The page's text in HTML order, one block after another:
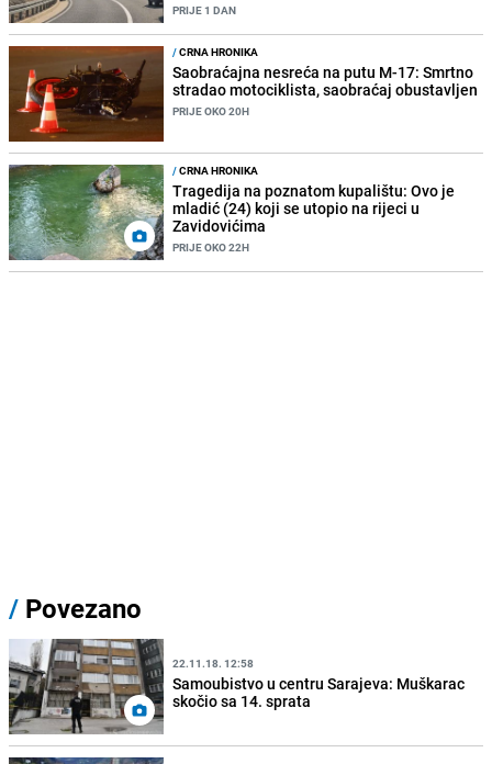
PRIJE 1 DAN
/CRNA HRONIKA
Saobraćajna nesreća na putu M-17: Smrtno
stradao motociklista, saobraćaj obustavljen
PRIJE OKO 20H
/CRNA HRONIKA
Tragedija na poznatom kupalištu: Ovo je
mladić (24) koji se utopio na rijeci u
Zavidovićima
PRIJE OKO 22H
/ Povezano
22.11.18. 12:58
Samoubistvo u centru Sarajeva: Muškarac
skočio sa 14. sprata